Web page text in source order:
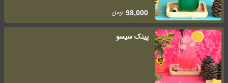
98,000 تومان
پینک سیسو